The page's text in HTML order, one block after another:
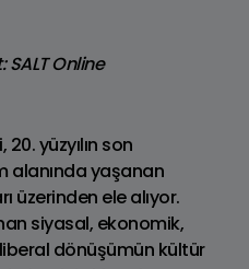
SALT Online
yüzyılın son
alanında yaşanan
üzerinden ele alıyor.
siyasal, ekonomik,
dönüşümün kültür